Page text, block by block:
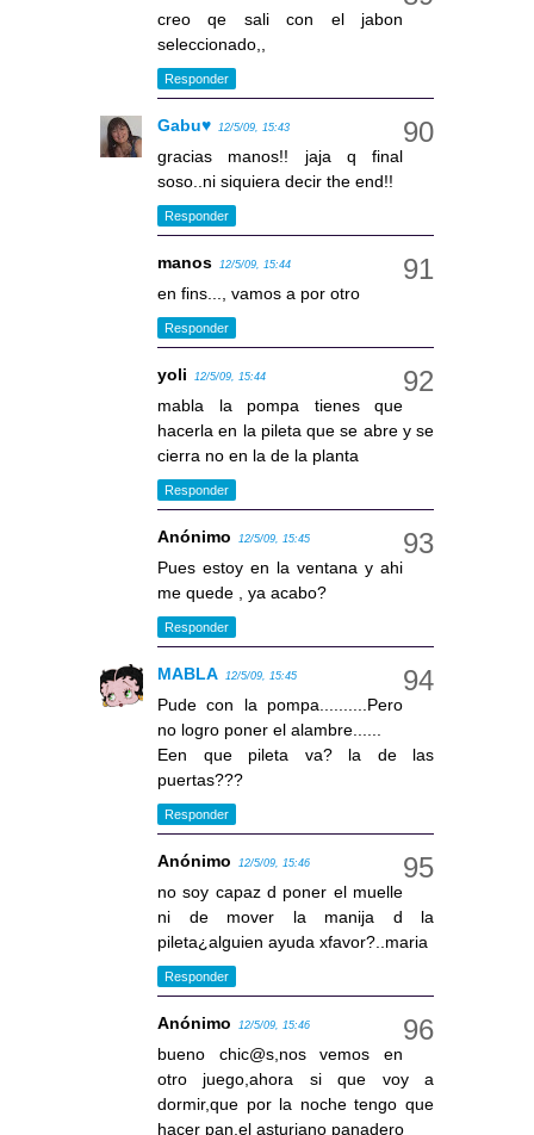
creo qe sali con el jabon
seleccionado,,
Responder
Gabu♥ 12/5/09, 15:43
gracias manos!! jaja q final
soso..ni siquiera decir the end!!
Responder
manos 12/5/09, 15:44
en fins..., vamos a por otro
Responder
yoli 12/5/09, 15:44
mabla la pompa tienes que
hacerla en la pileta que se abre y se
cierra no en la de la planta
Responder
Anónimo 12/5/09, 15:45
Pues estoy en la ventana y ahi
me quede , ya acabo?
Responder
MABLA 12/5/09, 15:45
Pude con la pompa..........Pero
no logro poner el alambre......
Een que pileta va? la de las
puertas???
Responder
Anónimo 12/5/09, 15:46
no soy capaz d poner el muelle
ni de mover la manija d la
pileta¿alguien ayuda xfavor?..maria
Responder
Anónimo 12/5/09, 15:46
bueno chic@s,nos vemos en
otro juego,ahora si que voy a
dormir,que por la noche tengo que
hacer pan,el asturiano panadero